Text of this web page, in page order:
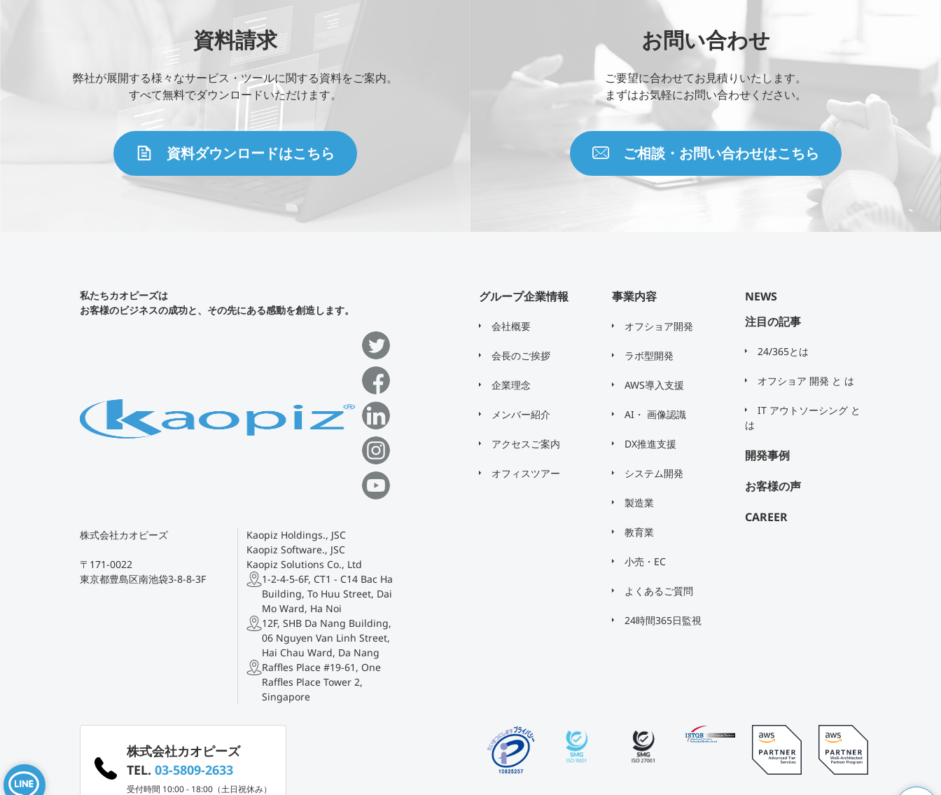
資料請求
弊社が展開する様々なサービス・ツールに関する資料をご案内。
すべて無料でダウンロードいただけます。
資料ダウンロードはこちら
お問い合わせ
ご要望に合わせてお見積りいたします。
まずはお気軽にお問い合わせください。
ご相談・お問い合わせはこちら
私たちカオピーズは
お客様のビジネスの成功と、その先にある感動を創造します。
株式会社カオピーズ
〒171-0022
東京都豊島区南池袋3-8-8-3F
Kaopiz Holdings., JSC
Kaopiz Software., JSC
Kaopiz Solutions Co., Ltd
1-2-4-5-6F, CT1 - C14 Bac Ha
Building, To Huu Street, Dai
Mo Ward, Ha Noi
12F, SHB Da Nang Building,
06 Nguyen Van Linh Street,
Hai Chau Ward, Da Nang
Raffles Place #19-61, One
Raffles Place Tower 2,
Singapore
グループ企業情報
会社概要
会長のご挨拶
企業理念
メンバー紹介
アクセスご案内
オフィスツアー
事業内容
オフショア開発
ラボ型開発
AWS導入支援
AI・ 画像認識
DX推進支援
システム開発
製造業
教育業
小売・EC
よくあるご質問
24時間365日監視
NEWS
注目の記事
24/365とは
オフショア 開発 と は
IT アウトソーシング と
は
開発事例
お客様の声
CAREER
株式会社カオピーズ
TEL. 03-5809-2633
受付時間 10:00 - 18:00（土日祝休み）